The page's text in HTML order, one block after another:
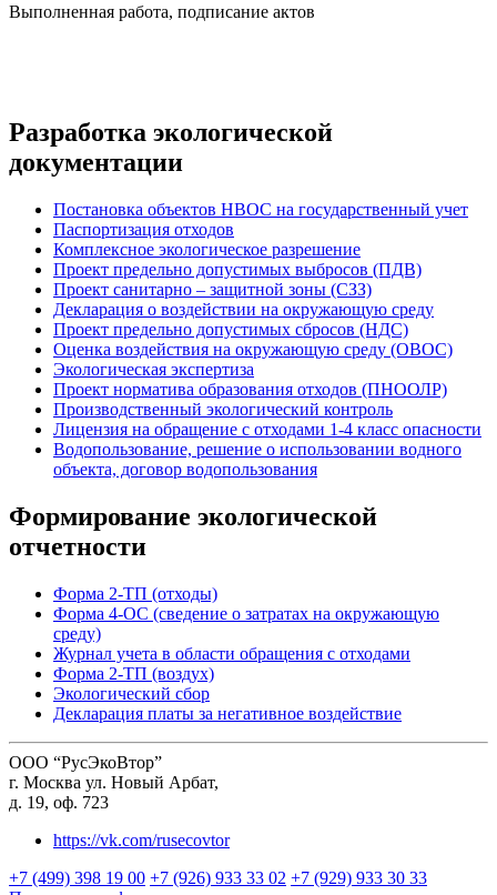
Выполненная работа, подписание актов
Разработка экологической
документации
Постановка объектов НВОС на государственный учет
Паспортизация отходов
Комплексное экологическое разрешение
Проект предельно допустимых выбросов (ПДВ)
Проект санитарно – защитной зоны (СЗЗ)
Декларация о воздействии на окружающую среду
Проект предельно допустимых сбросов (НДС)
Оценка воздействия на окружающую среду (ОВОС)
Экологическая экспертиза
Проект норматива образования отходов (ПНООЛР)
Производственный экологический контроль
Лицензия на обращение с отходами 1-4 класс опасности
Водопользование, решение о использовании водного
объекта, договор водопользования
Формирование экологической
отчетности
Форма 2-ТП (отходы)
Форма 4-ОС (сведение о затратах на окружающую
среду)
Журнал учета в области обращения с отходами
Форма 2-ТП (воздух)
Экологический сбор
Декларация платы за негативное воздействие
ООО “РусЭкоВтор”
г. Москва ул. Новый Арбат,
д. 19, оф. 723
https://vk.com/rusecovtor
+7 (499) 398 19 00 +7 (926) 933 33 02 +7 (929) 933 30 33